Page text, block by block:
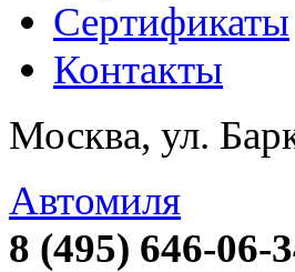
Сертификаты
Контакты
Москва, ул.
Автомиля
8 (495) 646-06-